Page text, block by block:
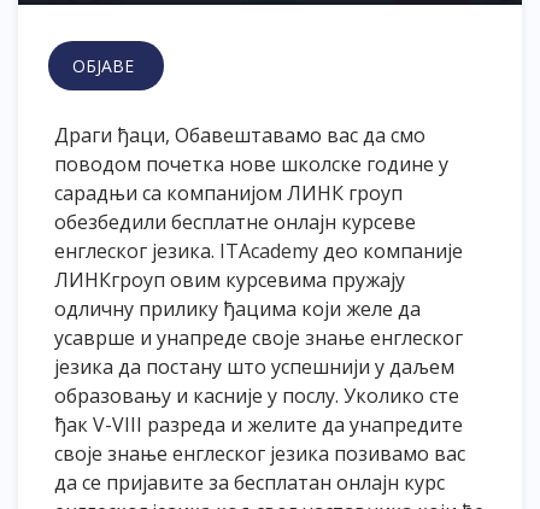
ОБЈАВЕ
Драги ђаци, Обавештавамо вас да смо
поводом почетка нове школске године у
сарадњи са компанијом ЛИНК гроуп
обезбедили бесплатне онлајн курсеве
енглеског језика. ITAcademyдео компаније
ЛИНКгроуп овим курсевима пружају
одличну прилику ђацима који желе да
усаврше и унапреде своје знање енглеског
језика да постану што успешнији у даљем
образовању и касније у послу. Уколико сте
ђак V-VIII разреда и желите да унапредите
своје знање енглеског језика позивамо вас
да се пријавите за бесплатан онлајн курс